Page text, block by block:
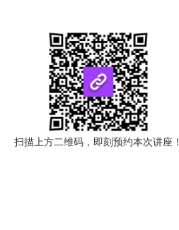
扫描上方二维码，即刻预约本次讲座！